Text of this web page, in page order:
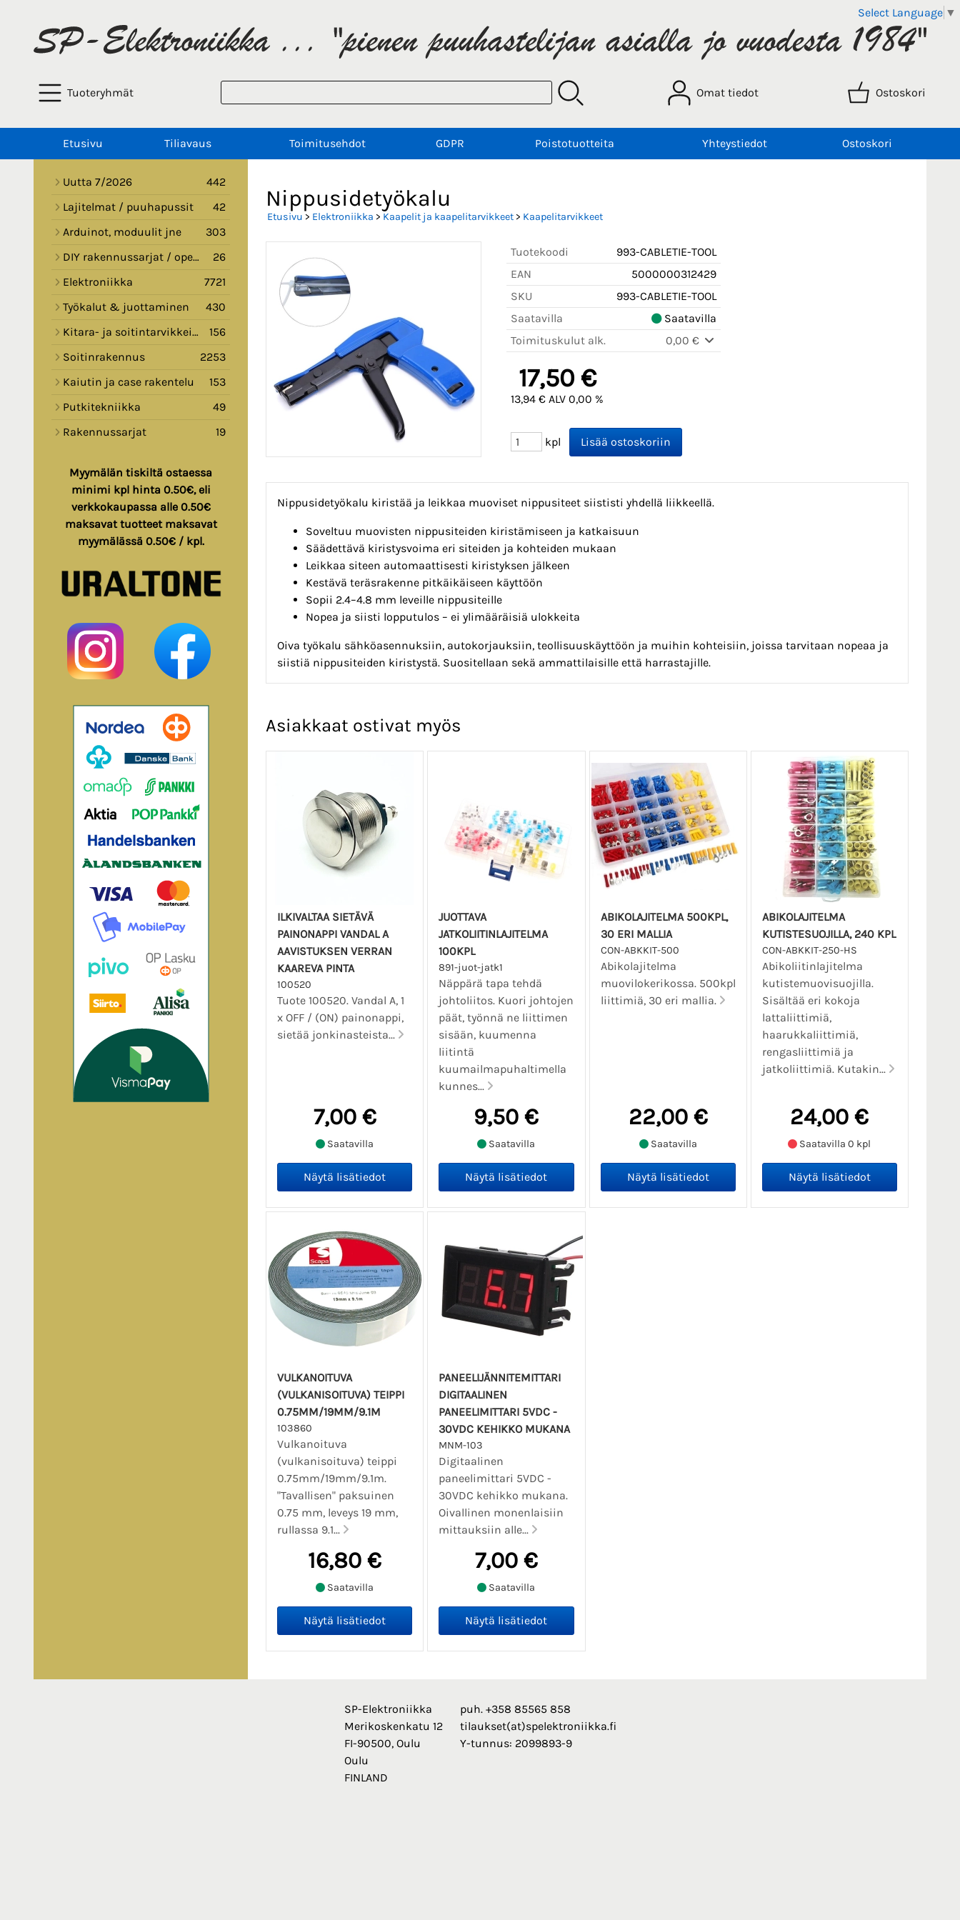
Select Language ▼
Tuoteryhmät Omat tiedot Ostoskori
Etusivu Tiliavaus Toimitusehdot GDPR Poistotuotteita Yhteystiedot Ostoskori
Uutta 7/2026
442
Lajitelmat / puuhapussit
42
Arduinot, moduulit jne
303
DIY rakennussarjat / opetussarjat
26
Elektroniikka
7721
Työkalut & juottaminen
430
Kitara- ja soitintarvikkeita
156
Soitinrakennus
2253
Kaiutin ja case rakentelu
153
Putkitekniikka
49
Rakennussarjat
19
Myymälän tiskiltä ostaessa
minimi kpl hinta 0.50€, eli
verkkokaupassa alle 0.50€
maksavat tuotteet maksavat
myymälässä 0.50€ / kpl.
Nippusidetyökalu
Etusivu > Elektroniikka > Kaapelit ja kaapelitarvikkeet> Kaapelitarvikkeet
Tuotekoodi
993-CABLETIE-TOOL
EAN
5000000312429
SKU
993-CABLETIE-TOOL
Saatavilla
Saatavilla
Toimituskulut alk.
0,00 €
17,50 €
13,94 € ALV 0,00 %
kpl
Nippusidetyökalu kiristää ja leikkaa muoviset nippusiteet siististi yhdellä liikkeellä.
Soveltuu muovisten nippusiteiden kiristämiseen ja katkaisuun
Säädettävä kiristysvoima eri siteiden ja kohteiden mukaan
Leikkaa siteen automaattisesti kiristyksen jälkeen
Kestävä teräsrakenne pitkäikäiseen käyttöön
Sopii 2.4–4.8 mm leveille nippusiteille
Nopea ja siisti lopputulos – ei ylimääräisiä ulokkeita
Oiva työkalu sähköasennuksiin, autokorjauksiin, teollisuuskäyttöön ja muihin kohteisiin, joissa tarvitaan nopeaa ja
siistiä nippusiteiden kiristystä. Suositellaan sekä ammattilaisille että harrastajille.
Asiakkaat ostivat myös
ILKIVALTAA SIETÄVÄ
PAINONAPPI VANDAL A
AAVISTUKSEN VERRAN
KAAREVA PINTA
100520
Tuote 100520. Vandal A, 1
x OFF / (ON) painonappi,
sietää jonkinasteista...
7,00 €
Saatavilla
JUOTTAVA
JATKOLIITINLAJITELMA
100KPL
891-juot-jatk1
Näppärä tapa tehdä
johtoliitos. Kuori johtojen
päät, työnnä ne liittimen
sisään, kuumenna
liitintä
kuumailmapuhaltimella
kunnes...
9,50 €
Saatavilla
ABIKOLAJITELMA 500KPL,
30 ERI MALLIA
CON-ABKKIT-500
Abikolajitelma
muovilokerikossa. 500kpl
liittimiä, 30 eri mallia.
22,00 €
Saatavilla
ABIKOLAJITELMA
KUTISTESUOJILLA, 240 KPL
CON-ABKKIT-250-HS
Abikoliitinlajitelma
kutistemuovisuojilla.
Sisältää eri kokoja
lattaliittimiä,
haarukkaliittimiä,
rengasliittimiä ja
jatkoliittimiä. Kutakin...
24,00 €
Saatavilla 0 kpl
VULKANOITUVA
(VULKANISOITUVA) TEIPPI
0.75MM/19MM/9.1M
103860
Vulkanoituva
(vulkanisoituva) teippi
0.75mm/19mm/9.1m.
"Tavallisen" paksuinen
0.75 mm, leveys 19 mm,
rullassa 9.1...
16,80 €
Saatavilla
PANEELIJÄNNITEMITTARI
DIGITAALINEN
PANEELIMITTARI 5VDC -
30VDC KEHIKKO MUKANA
MNM-103
Digitaalinen
paneelimittari 5VDC -
30VDC kehikko mukana.
Oivallinen monenlaisiin
mittauksiin alle...
7,00 €
Saatavilla
SP-Elektroniikka
Merikoskenkatu 12
FI-90500, Oulu
Oulu
FINLAND
puh. +358 85565 858
tilaukset(at)spelektroniikka.fi
Y-tunnus: 2099893-9